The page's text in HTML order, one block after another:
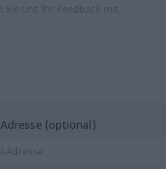
(optional)